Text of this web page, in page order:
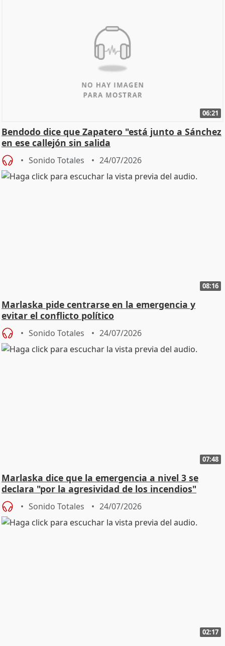
06:21
Bendodo dice que Zapatero "está junto a Sánchez
en ese callejón sin salida
Sonido Totales 24/07/2026
08:16
Marlaska pide centrarse en la emergencia y
evitar el conflicto político
Sonido Totales 24/07/2026
07:48
Marlaska dice que la emergencia a nivel 3 se
declara "por la agresividad de los incendios"
Sonido Totales 24/07/2026
02:17